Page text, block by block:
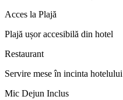
Acces la Plajă
Plajă ușor accesibilă din hotel
Restaurant
Servire mese în incinta hotelului
Mic Dejun Inclus